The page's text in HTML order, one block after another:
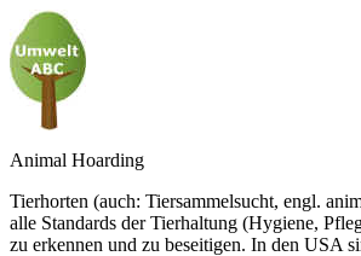
Animal Hoarding
Tierhorten (auch: Tiersammelsucht, engl.
alle Standards der Tierhaltung (Hygiene,
zu erkennen und zu beseitigen. In den USA